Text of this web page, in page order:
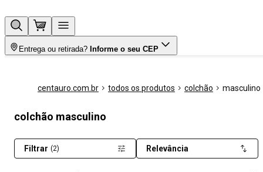
Entrega ou retirada? Informe o seu CEP
centauro.com.br todos os produtos colchão masculino
colchão masculino
Filtrar (2) Relevância